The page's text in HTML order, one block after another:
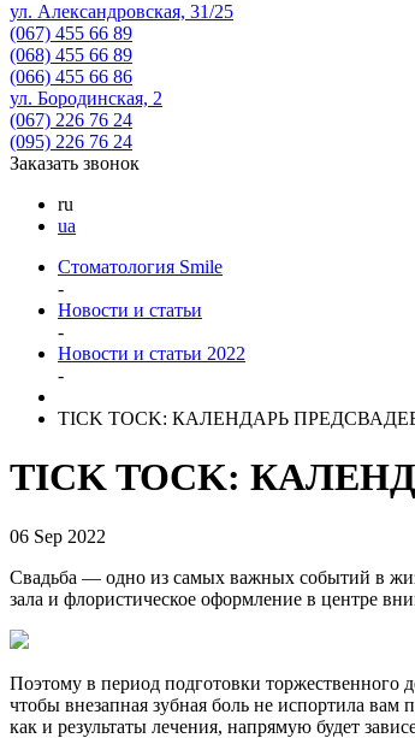
ул. Александровская, 31/25
(067) 455 66 89
(068) 455 66 89
(066) 455 66 86
ул. Бородинская, 2
(067) 226 76 24
(095) 226 76 24
Заказать звонок
ru
ua
Стоматология Smile
-
Новости и статьи
-
Новости и статьи 2022
-
TICK TOCK: КАЛЕНДАРЬ
TICK TOCK:
06 Sep 2022
Свадьба — одно из самых важных событий в
зала и флористическое оформление в центре
Поэтому в период подготовки торжественного
чтобы внезапная зубная боль не испортила
как и результаты лечения, напрямую будет